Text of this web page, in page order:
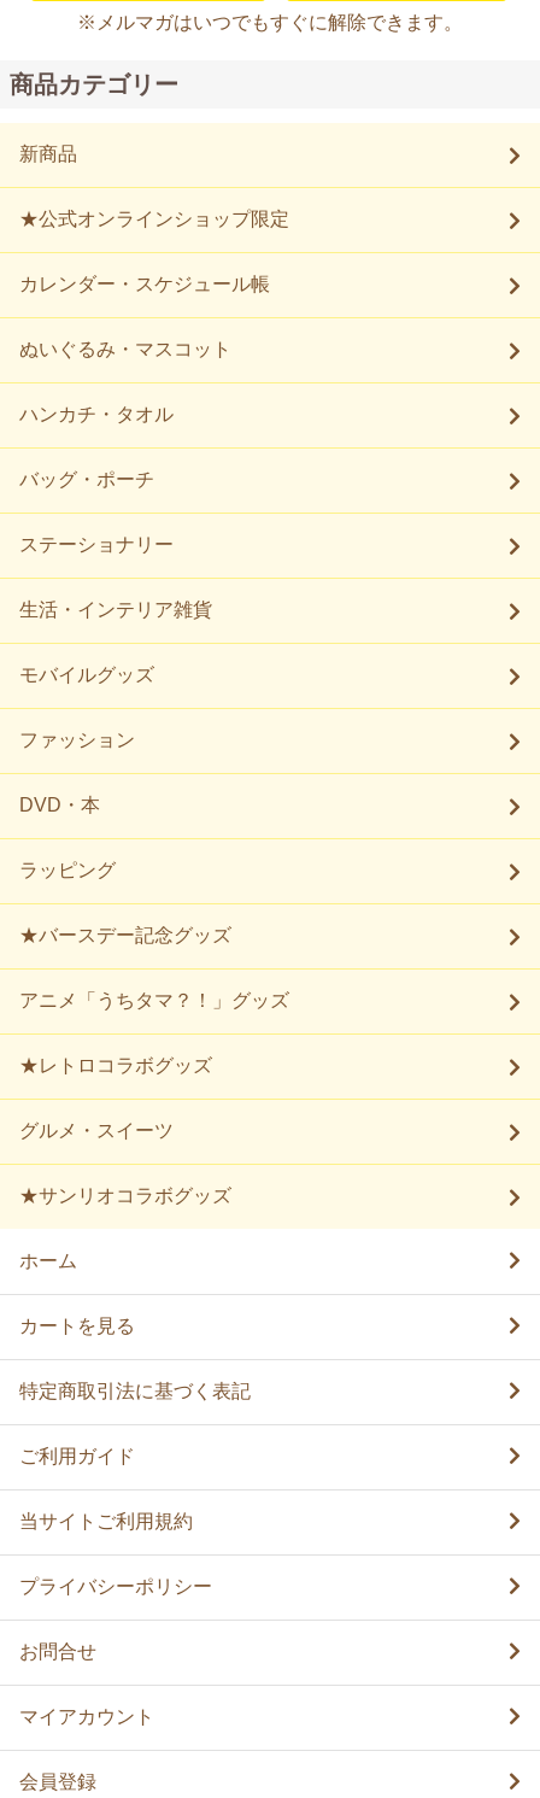
※メルマガはいつでもすぐに解除できます。
商品カテゴリー
新商品
★公式オンラインショップ限定
カレンダー・スケジュール帳
ぬいぐるみ・マスコット
ハンカチ・タオル
バッグ・ポーチ
ステーショナリー
生活・インテリア雑貨
モバイルグッズ
ファッション
DVD・本
ラッピング
★バースデー記念グッズ
アニメ「うちタマ？！」グッズ
★レトロコラボグッズ
グルメ・スイーツ
★サンリオコラボグッズ
ホーム
カートを見る
特定商取引法に基づく表記
ご利用ガイド
当サイトご利用規約
プライバシーポリシー
お問合せ
マイアカウント
会員登録